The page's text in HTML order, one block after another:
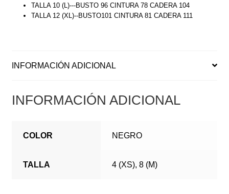
TALLA 10 (L)---BUSTO 96 CINTURA 78 CADERA 104
TALLA 12 (XL)--BUSTO101 CINTURA 81 CADERA 111
INFORMACIÓN ADICIONAL
INFORMACIÓN ADICIONAL
COLOR NEGRO
TALLA 4 (XS), 8 (M)